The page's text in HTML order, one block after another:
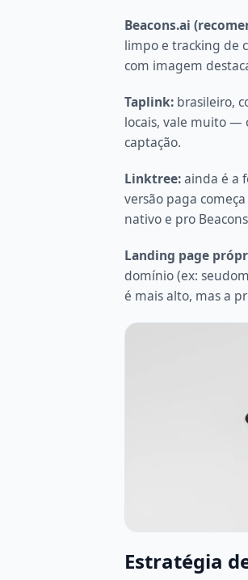
Beacons.ai
limpo e tracking de
com imagem
Taplink: brasileiro,
locais, vale muito —
captação.
Linktree:ainda é a
versão paga
nativo e pro
Landing page
domínio (ex:
é mais alto, mas a
Estratégia